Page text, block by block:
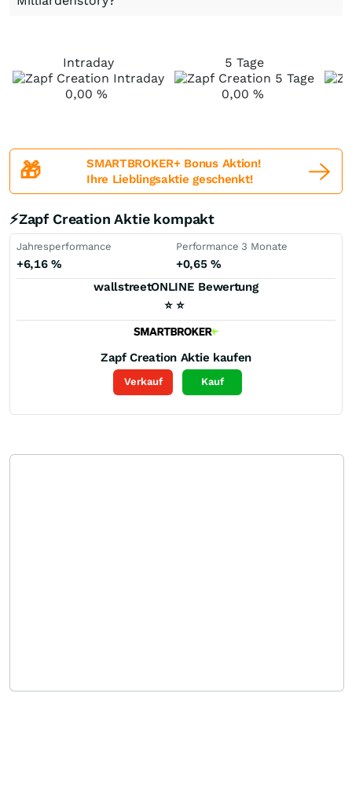
Intraday
0,00 %
5 Tage
0,00 %
🎁
SMARTBROKER+ Bonus Aktion!
Ihre Lieblingsaktie geschenkt!
⚡Zapf Creation Aktie kompakt
Jahresperformance
+6,16%
Performance 3 Monate
+0,65%
wallstreetONLINE Bewertung
⭐ ⭐
Zapf Creation Aktie kaufen
Verkauf Kauf